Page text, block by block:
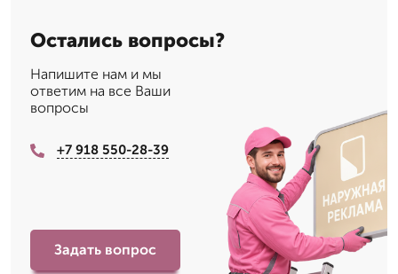
Остались вопросы?
Напишите нам и мы
ответим на все Ваши
вопросы
+7 918 550-28-39
Задать вопрос